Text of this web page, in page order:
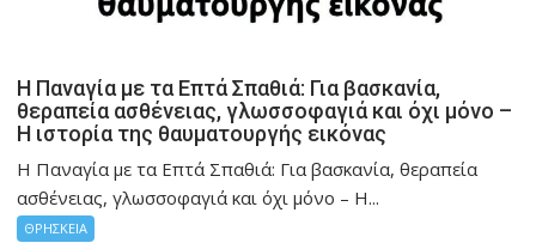
Η Παναγία με τα Επτά Σπαθιά: Για βασκανία,
θεραπεία ασθένειας, γλωσσοφαγιά και όχι μόνο –
Η ιστορία της θαυματουργής εικόνας
Η Παναγία με τα Επτά Σπαθιά: Για βασκανία, θεραπεία
ασθένειας, γλωσσοφαγιά και όχι μόνο – Η...
ΘΡΗΣΚΕΙΑ